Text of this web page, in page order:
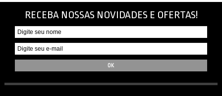
RECEBA NOSSAS NOVIDADES E OFERTAS!